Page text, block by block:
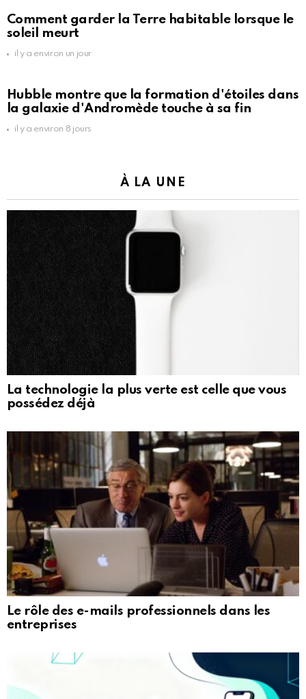
Comment garder la Terre habitable lorsque le
soleil meurt
il y a environ un jour
Hubble montre que la formation d'étoiles dans
la galaxie d'Andromède touche à sa fin
il y a environ 8 jours
À LA UNE
La technologie la plus verte est celle que vous
possédez déjà
Le rôle des e-mails professionnels dans les
entreprises